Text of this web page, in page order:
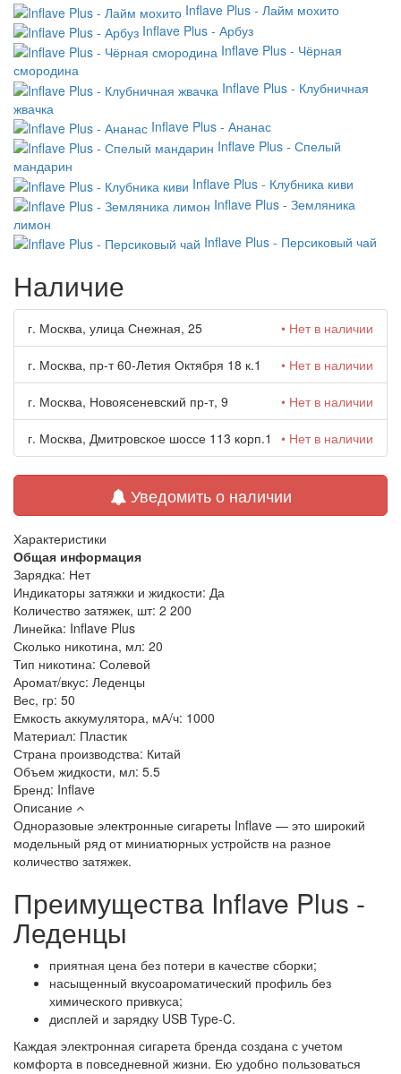
Inflave Plus - Лайм мохито
Inflave Plus - Арбуз
Inflave Plus - Чёрная
смородина
Inflave Plus - Клубничная
жвачка
Inflave Plus - Ананас
Inflave Plus - Спелый
мандарин
Inflave Plus - Клубника киви
Inflave Plus - Земляника
лимон
Inflave Plus - Персиковый чай
Наличие
г. Москва, улица Снежная, 25 • Нет в наличии
г. Москва, пр-т 60-Летия Октября 18 к.1 • Нет в наличии
г. Москва, Новоясеневский пр-т, 9 • Нет в наличии
г. Москва, Дмитровское шоссе 113 корп.1 • Нет в наличии
Уведомить о наличии
Характеристики
Общая информация
Зарядка: Нет
Индикаторы затяжки и жидкости: Да
Количество затяжек, шт: 2 200
Линейка: Inflave Plus
Сколько никотина, мл: 20
Тип никотина: Солевой
Аромат/вкус: Леденцы
Вес, гр: 50
Емкость аккумулятора, мА/ч: 1000
Материал: Пластик
Страна производства: Китай
Объем жидкости, мл: 5.5
Бренд: Inflave
Описание
Одноразовые электронные сигареты Inflave — это широкий
модельный ряд от миниатюрных устройств на разное
количество затяжек.
Преимущества Inflave Plus -
Леденцы
приятная цена без потери в качестве сборки;
насыщенный вкусоароматический профиль без
химического привкуса;
дисплей и зарядку USB Type-C.
Каждая электронная сигарета бренда создана с учетом
комфорта в повседневной жизни. Ею удобно пользоваться